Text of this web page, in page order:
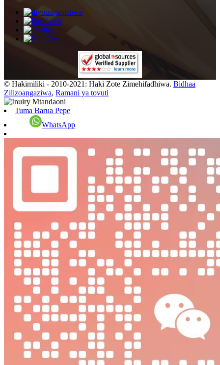
© Hakimiliki - 2010-2021: Haki Zote Zimehifadhiwa. Bidhaa
Zilizoangaziwa, Ramani ya tovuti
Tuma Barua Pepe
WhatsApp